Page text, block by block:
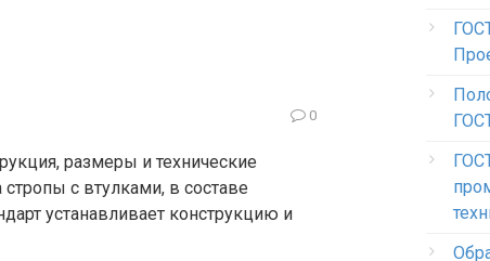
0
размеры и технические
стропы с втулками, в составе
устанавливает конструкцию и